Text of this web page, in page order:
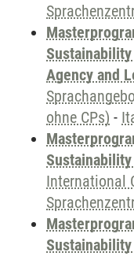
Agency and
ohne CPs) -
International